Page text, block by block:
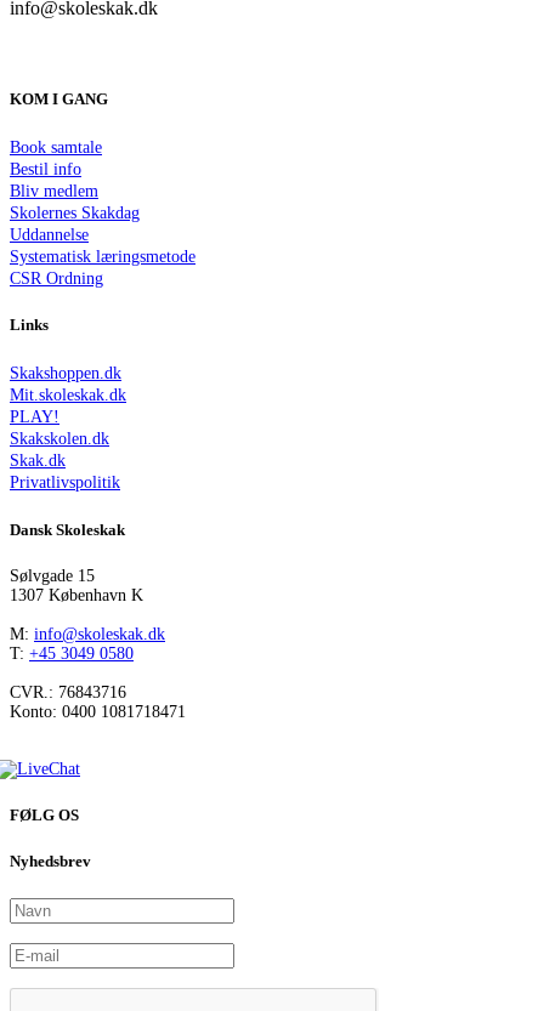
info@skoleskak.dk
KOM I GANG
Book samtale
Bestil info
Bliv medlem
Skolernes Skakdag
Uddannelse
Systematisk læringsmetode
CSR Ordning
Links
Skakshoppen.dk
Mit.skoleskak.dk
PLAY!
Skakskolen.dk
Skak.dk
Privatlivspolitik
Dansk Skoleskak
Sølvgade 15
1307 København K
M: info@skoleskak.dk
T: +45 3049 0580
CVR.: 76843716
Konto: 0400 1081718471
FØLG OS
Nyhedsbrev